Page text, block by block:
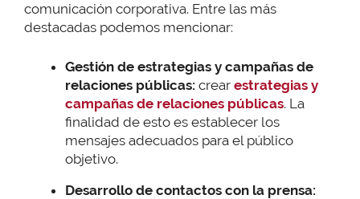
comunicación corporativa. Entre las más
destacadas podemos mencionar:
Gestión de estrategias y campañas de
relaciones públicas: crear estrategias y
campañas de relaciones públicas. La
finalidad de esto es establecer los
mensajes adecuados para el público
objetivo.
Desarrollo de contactos con la prensa: